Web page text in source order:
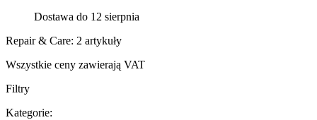
Dostawa do 12 sierpnia
Repair & Care: 2 artykuły
Wszystkie ceny zawierają VAT
Filtry
Kategorie: